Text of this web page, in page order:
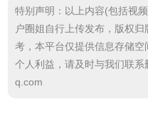
特别声明：以上内容(包括视
户圈姐自行上传发布，版权
考，本平台仅提供信息存储
个人利益，请及时与我们联
q.com